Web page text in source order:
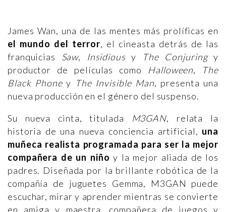
James Wan, una de las mentes más prolíficas en
el mundo del terror, el cineasta detrás de las
franquicias Saw, Insidiousy The Conjuringy
productor de películas como Halloween,
The
Black Phoney The Invisible Man, presenta una
nueva producción en el género del suspenso.
Su nueva cinta, titulada
M3GAN, relata la
historia de una nueva conciencia artificial, una
muñeca realista programada para ser la mejor
compañera de un niño y la mejor aliada de los
padres. Diseñada por la brillante robótica de la
compañía de juguetes Gemma, M3GAN puede
escuchar, mirar y aprender mientras se convierte
en amiga y maestra, compañera de juegos y